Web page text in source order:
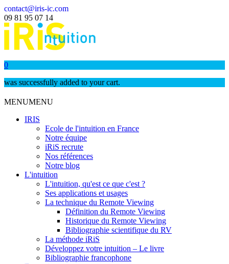
contact@iris-ic.com
09 81 95 07 14
0
was successfully added to your cart.
MENUMENU
IRIS
Ecole de l'intuition en France
Notre équipe
iRiS recrute
Nos références
Notre blog
L'intuition
L'intuition, qu'est ce que c'est ?
Ses applications et usages
La technique du Remote Viewing
Définition du Remote Viewing
Historique du Remote Viewing
Bibliographie scientifique du RV
La méthode iRiS
Développez votre intuition – Le livre
Bibliographie francophone